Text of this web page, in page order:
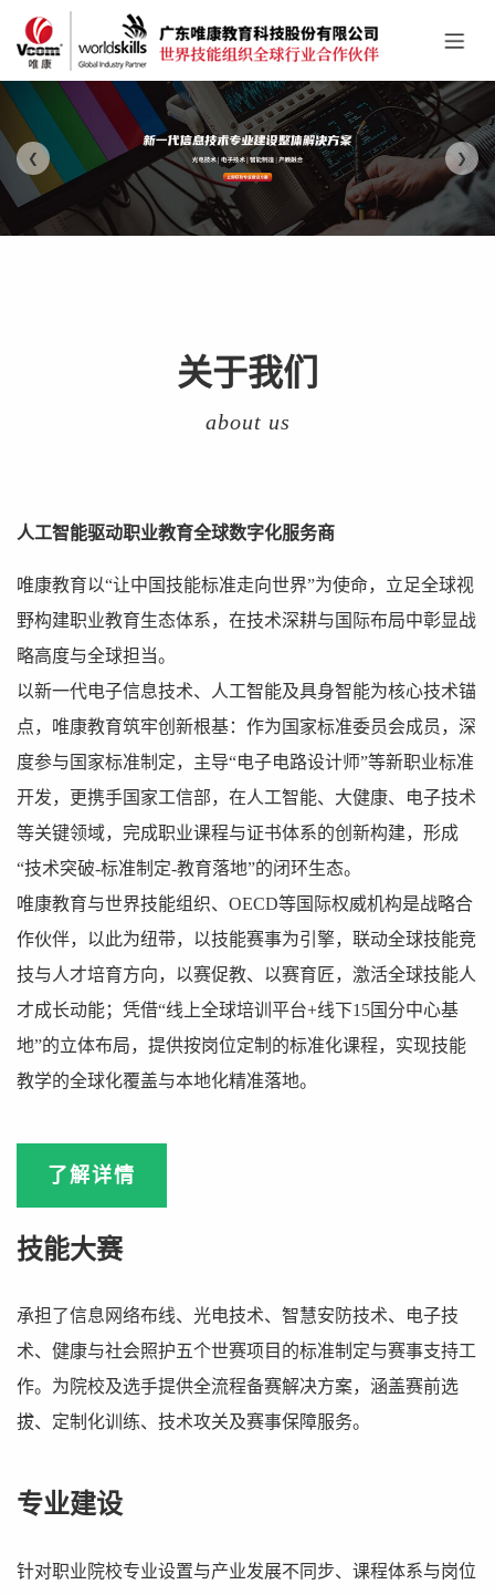
❮ ❯
关于我们
about us
人工智能驱动职业教育全球数字化服务商
唯康教育以“让中国技能标准走向世界”为使命，立足全球视
野构建职业教育生态体系，在技术深耕与国际布局中彰显战
略高度与全球担当。
以新一代电子信息技术、人工智能及具身智能为核心技术锚
点，唯康教育筑牢创新根基：作为国家标准委员会成员，深
度参与国家标准制定，主导“电子电路设计师”等新职业标准
开发，更携手国家工信部，在人工智能、大健康、电子技术
等关键领域，完成职业课程与证书体系的创新构建，形成
“技术突破-标准制定-教育落地”的闭环生态。
唯康教育与世界技能组织、OECD等国际权威机构是战略合
作伙伴，以此为纽带，以技能赛事为引擎，联动全球技能竞
技与人才培育方向，以赛促教、以赛育匠，激活全球技能人
才成长动能；凭借“线上全球培训平台+线下15国分中心基
地”的立体布局，提供按岗位定制的标准化课程，实现技能
教学的全球化覆盖与本地化精准落地。
了解详情
技能大赛
承担了信息网络布线、光电技术、智慧安防技术、电子技
术、健康与社会照护五个世赛项目的标准制定与赛事支持工
作。为院校及选手提供全流程备赛解决方案，涵盖赛前选
拔、定制化训练、技术攻关及赛事保障服务。
专业建设
针对职业院校专业设置与产业发展不同步、课程体系与岗位